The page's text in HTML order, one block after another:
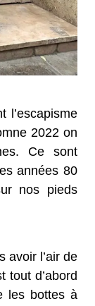
l’escapisme
2022 on
Ce sont
années 80
nos pieds
avoir l’air de
tout d’abord
les bottes à